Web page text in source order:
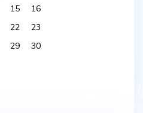
15
16
22
23
29
30